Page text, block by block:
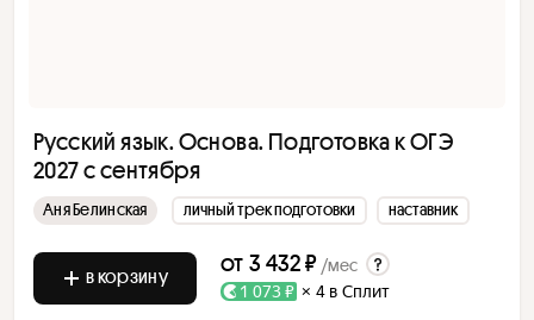
Русский язык. Основа. Подготовка к ОГЭ
2027 с сентября
Аня Белинская личный трек подготовки наставник
в корзину от 3 432 ₽ /мес
1 073 ₽ × 4 в Сплит